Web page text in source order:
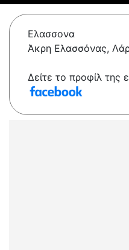
Ελασσονα
Άκρη Ελασσόνας,
Δείτε το προφίλ της